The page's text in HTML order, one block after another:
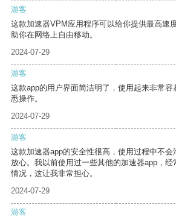
游客
这款加速器VPM应用程序可以给你提供最高速
助你在网络上自由移动。
2024-07-29
游客
这款app的用户界面简洁明了，使用起来非常
悉操作。
2024-07-29
游客
这款加速器app的安全性很高，使用过程中不
放心。我以前使用过一些其他的加速器app，
情况，这让我非常担心。
2024-07-29
游客